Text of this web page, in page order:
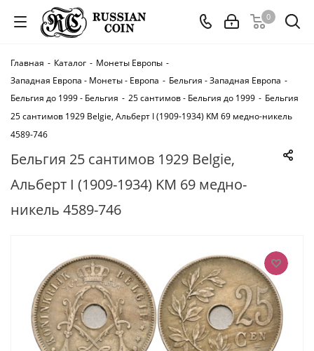
0
Главная - Каталог - Монеты Европы -
Западная Европа - Монеты - Европа - Бельгия - Западная Европа -
Бельгия до 1999 - Бельгия - 25 сантимов - Бельгия до 1999 - Бельгия
25 сантимов 1929 Belgie, Альберт I (1909-1934) KM 69 медно-никель
4589-746
Бельгия 25 сантимов 1929 Belgie,
Альберт I (1909-1934) KM 69 медно-
никель 4589-746